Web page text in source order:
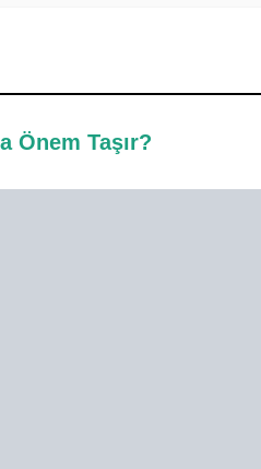
Önem Taşır?